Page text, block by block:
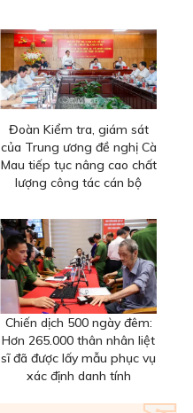
Đoàn Kiểm tra, giám sát
của Trung ương đề nghị Cà
Mau tiếp tục nâng cao chất
lượng công tác cán bộ
Chiến dịch 500 ngày đêm:
Hơn 265.000 thân nhân liệt
sĩ đã được lấy mẫu phục vụ
xác định danh tính